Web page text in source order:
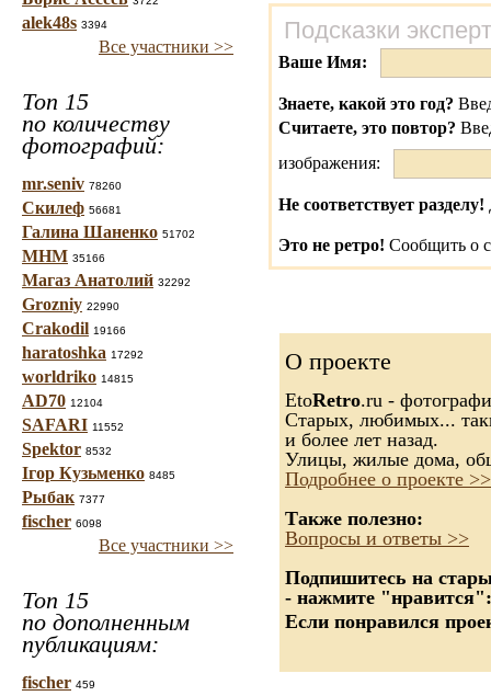
alek48s 3394
Все участники >>
Топ 15
по количеству
фотографий:
mr.seniv 78260
Скилеф 56681
Галина Шаненко 51702
МНМ 35166
Магаз Анатолий 32292
Grozniy 22990
Crakodil 19166
haratoshka 17292
worldriko 14815
AD70 12104
SAFARI 11552
Spektor 8532
Ігор Кузьменко 8485
Рыбак 7377
fischer 6098
Все участники >>
Топ 15
по дополненным
публикациям:
fischer 459
Подсказки
Ваше Имя:
Знаете, какой это год?
Считаете, это повтор?
изображения:
Не соответствует разделу!
Это не ретро! Сообщить о
О проекте
EtoRetro.ru -
Старых, любимых...
и более лет назад.
Улицы, жилые дома,
Подробнее о проекте >>
Также полезно:
Вопросы и ответы >>
Подпишитесь на
- нажмите "нравится":
Если понравился